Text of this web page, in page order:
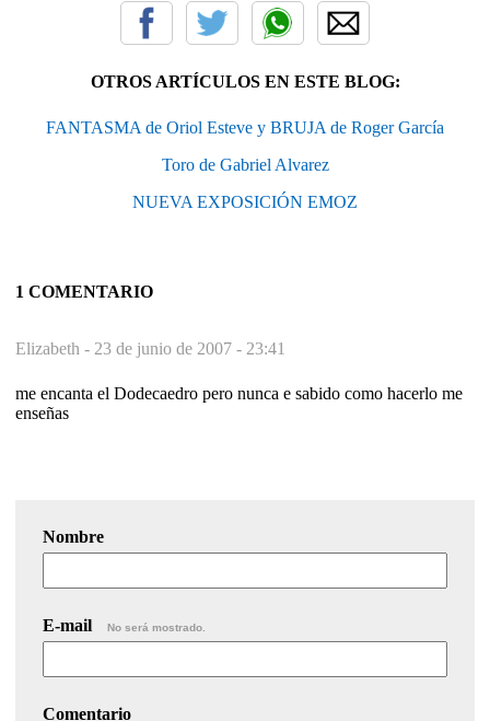
OTROS ARTÍCULOS EN ESTE BLOG:
FANTASMA de Oriol Esteve y BRUJA de Roger García
Toro de Gabriel Alvarez
NUEVA EXPOSICIÓN EMOZ
1 COMENTARIO
Elizabeth - 23 de junio de 2007 - 23:41
me encanta el Dodecaedro pero nunca e sabido como hacerlo me
enseñas
Nombre
E-mail No será mostrado.
Comentario